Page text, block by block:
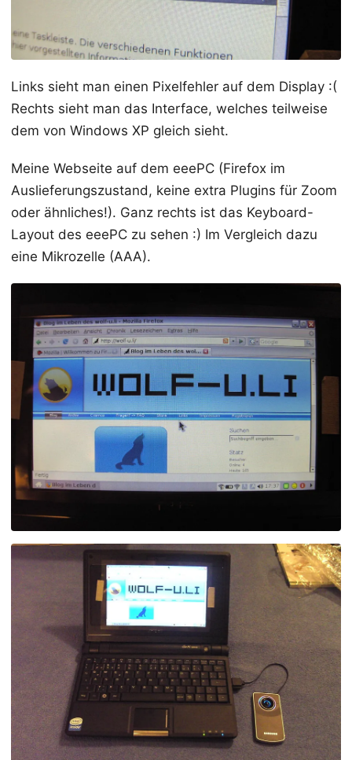
Links sieht man einen Pixelfehler auf dem Display :(
Rechts sieht man das Interface, welches teilweise
dem von Windows XP gleich sieht.
Meine Webseite auf dem eeePC (Firefox im
Auslieferungszustand, keine extra Plugins für Zoom
oder ähnliches!). Ganz rechts ist das Keyboard-
Layout des eeePC zu sehen :) Im Vergleich dazu
eine Mikrozelle (AAA).